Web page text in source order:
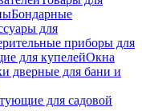
Бондарные
для
приборы для
для купелейОкна
дверные для бани и
для садовой